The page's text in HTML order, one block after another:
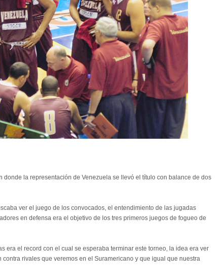
2012
donde la representación de Venezuela se llevó el título con balance de dos
ver el juego de los convocados, el entendimiento de las jugadas
en defensa era el objetivo de los tres primeros juegos de fogueo de
era el record con el cual se esperaba terminar este torneo, la idea era ver
rivales que veremos en el Suramericano y que igual que nuestra